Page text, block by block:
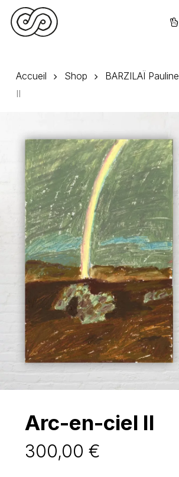
Skip
main
Panier
Accueil Shop BARZILAÏ Pauline
II
Arc-en-ciel II
300,00 €